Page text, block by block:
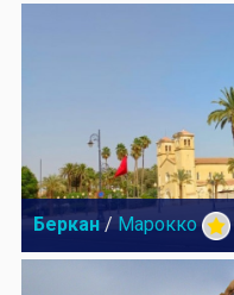
Беркан / Марокко